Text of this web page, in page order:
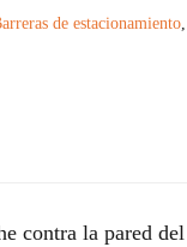
de estacionamiento,
contra la pared del